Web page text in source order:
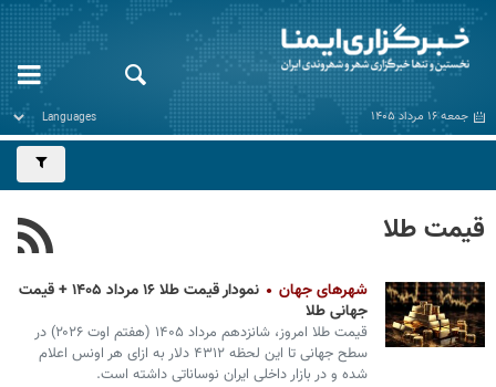
جمعه ۱۶ مرداد ۱۴۰۵
قیمت طلا
شهرهای جهان
نمودار قیمت طلا ۱۶ مرداد ۱۴۰۵ + قیمت
جهانی طلا
قیمت طلا امروز، شانزدهم مرداد ۱۴۰۵ (‌هفتم اوت ۲۰۲۶) در
سطح جهانی تا این لحظه ۴۳۱۲ دلار به ازای هر اونس اعلام
شده و در بازار داخلی ایران نوساناتی داشته است.